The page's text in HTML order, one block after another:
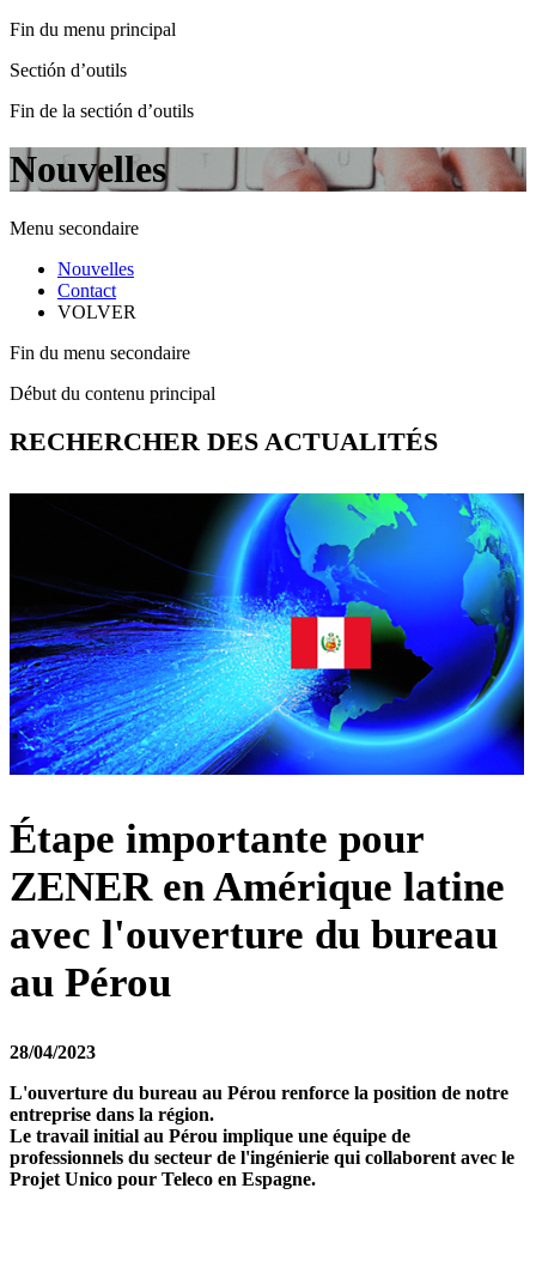
Fin du menu principal
Sectión d’outils
Fin de la sectión d’outils
Nouvelles
Menu secondaire
Nouvelles
Contact
VOLVER
Fin du menu secondaire
Début du contenu principal
RECHERCHER DES ACTUALITÉS
Étape importante pour
ZENER en Amérique latine
avec l'ouverture du bureau
au Pérou
28/04/2023
L'ouverture du bureau au Pérou renforce la position de notre
entreprise dans la région.
Le travail initial au Pérou implique une équipe de
professionnels du secteur de l'ingénierie qui collaborent avec le
Projet Unico pour Teleco en Espagne.